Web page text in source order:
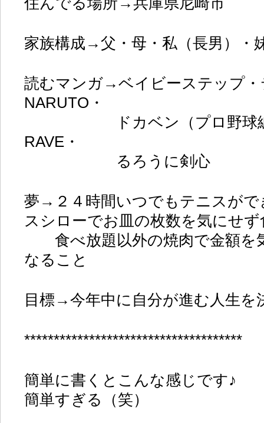
家族構成→父・母・私（長男）・
読むマンガ→ベイビーステップ・
NARUTO・
ドカベン（プロ野球編）
RAVE・
るろうに剣心
夢→２４時間いつでもテニスがで
スシローでお皿の枚数を気にせ
食べ放題以外の焼肉で金額を
なること
目標→今年中に自分が進む人生を
*************************************
簡単に書くとこんな感じです♪
簡単すぎる（笑）